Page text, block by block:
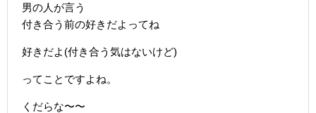
男の人が言う
付き合う前の好きだよってね
好きだよ(付き合う気はないけど)
ってことですよね。
くだらな〜〜